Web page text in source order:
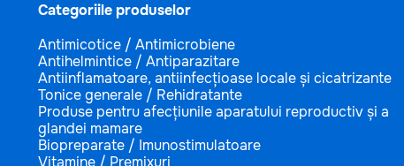
Categoriile produselor
Antimicotice / Antimicrobiene
Antihelmintice / Antiparazitare
Antiinflamatoare, antiinfecțioase locale și cicatrizante
Tonice generale / Rehidratante
Produse pentru afecțiunile aparatului reproductiv și a
glandei mamare
Biopreparate / Imunostimulatoare
Vitamine / Premixuri